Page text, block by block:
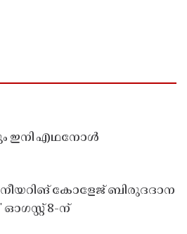
ഇനി എഥനോൾ
കോളേജ് ബിരുദദാന
ഓഗസ്റ്റ് 8-ന്